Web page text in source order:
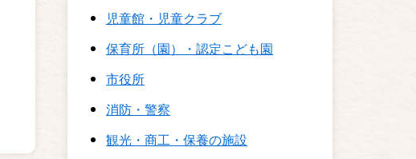
児童館・児童クラブ
保育所（園）・認定こども園
市役所
消防・警察
観光・商工・保養の施設